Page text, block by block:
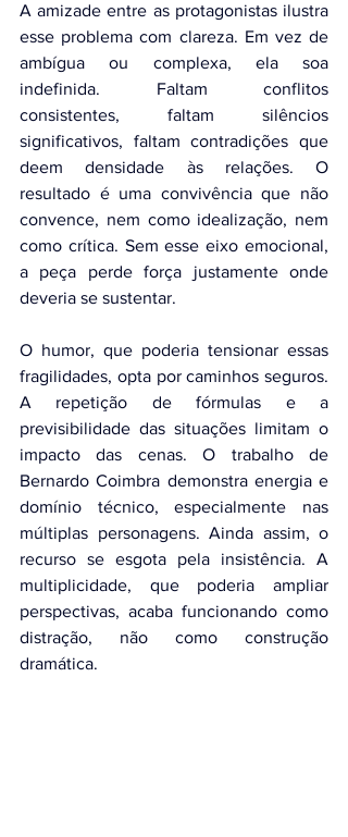
A amizade entre as protagonistas ilustra
esse problema com clareza. Em vez de
ambígua ou complexa, ela soa
indefinida. Faltam conflitos
consistentes, faltam silêncios
significativos, faltam contradições que
deem densidade às relações. O
resultado é uma convivência que não
convence, nem como idealização, nem
como crítica. Sem esse eixo emocional,
a peça perde força justamente onde
deveria se sustentar.
O humor, que poderia tensionar essas
fragilidades, opta por caminhos seguros.
A repetição de fórmulas e a
previsibilidade das situações limitam o
impacto das cenas. O trabalho de
Bernardo Coimbra demonstra energia e
domínio técnico, especialmente nas
múltiplas personagens. Ainda assim, o
recurso se esgota pela insistência. A
multiplicidade, que poderia ampliar
perspectivas, acaba funcionando como
distração, não como construção
dramática.